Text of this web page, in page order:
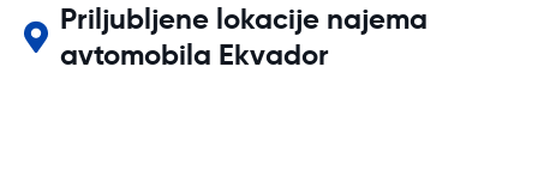
Priljubljene lokacije najema
avtomobila Ekvador